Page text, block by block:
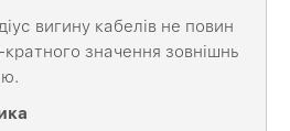
вигину кабелів не повин
значення зовнішнь